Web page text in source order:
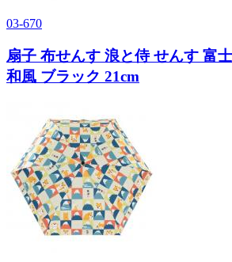
03-670
扇子 布せんす 浪と侍 せんす 富
和風 ブラック 21cm